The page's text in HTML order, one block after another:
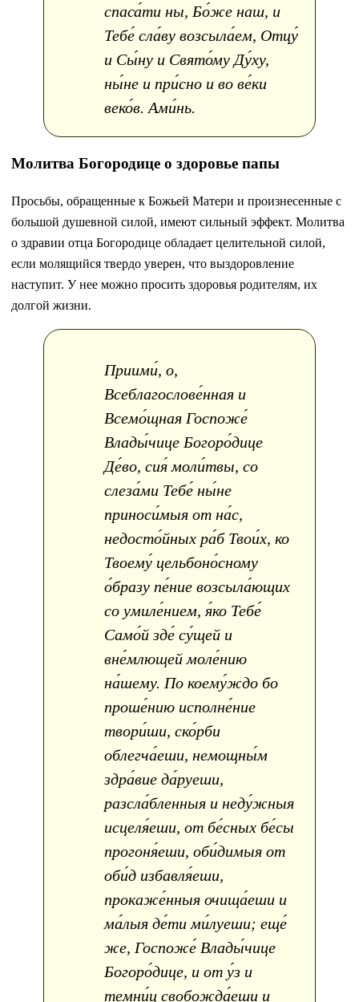
спаса́ти ны, Бо́же наш, и
Тебе́ сла́ву возсыла́ем, Отцу́
и Сы́ну и Свято́му Ду́ху,
ны́не и при́сно и во ве́ки
веко́в. Ами́нь.
Молитва Богородице о здоровье папы
Просьбы, обращенные к Божьей Матери и произнесенные с
большой душевной силой, имеют сильный эффект. Молитва
о здравии отца Богородице обладает целительной силой,
если молящийся твердо уверен, что выздоровление
наступит. У нее можно просить здоровья родителям, их
долгой жизни.
Приими́, о,
Всеблагослове́нная и
Всемо́щная Госпоже́
Влады́чице Богоро́дице
Де́во, сия́ моли́твы, со
слеза́ми Тебе́ ны́не
приноси́мыя от на́с,
недосто́йных ра́б Твои́х, ко
Твоему́ цельбоно́сному
о́бразу пе́ние возсыла́ющих
со умиле́нием, я́ко Тебе́
Само́й зде́ су́щей и
вне́млющей моле́нию
на́шему. По коему́ждо бо
проше́нию исполне́ние
твори́ши, ско́рби
облегча́еши, немощны́м
здра́вие да́руеши,
разсла́бленныя и неду́жныя
исцеля́еши, от бе́сных бе́сы
прогоня́еши, оби́димыя от
оби́д избавля́еши,
прокаже́нныя очища́еши и
ма́лыя де́ти ми́луеши; еще́
же, Госпоже́ Влады́чице
Богоро́дице, и от у́з и
темни́ц свобожда́еши и